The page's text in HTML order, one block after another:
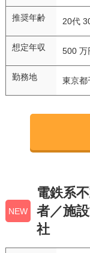
推奨年齢 20代
想定年収 500 万
勤務地 東京都
NEW
電鉄系
者／施
社